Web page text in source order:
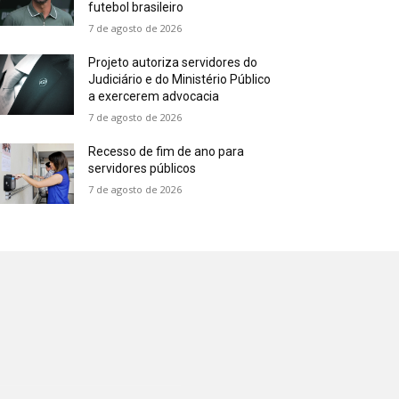
futebol brasileiro
7 de agosto de 2026
Projeto autoriza servidores do
Judiciário e do Ministério Público
a exercerem advocacia
7 de agosto de 2026
Recesso de fim de ano para
servidores públicos
7 de agosto de 2026